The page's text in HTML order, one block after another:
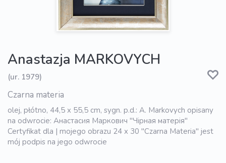
Anastazja MARKOVYCH
(ur. 1979)
Czarna materia
olej, płótno, 44,5 x 55,5 cm, sygn. p.d.: A. Markovych opisany
na odwrocie: Анастасия Маркович "Чірная матерія"
Certyfikat dla | mojego obrazu 24 x 30 "Czarna Materia" jest
mój podpis na jego odwrocie